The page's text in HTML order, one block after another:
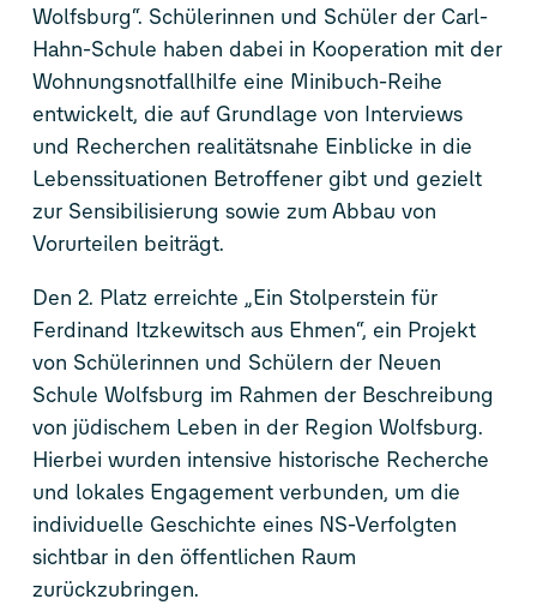
Wolfsburg“. Schülerinnen und Schüler der Carl-
Hahn-Schule haben dabei in Kooperation mit der
Wohnungsnotfallhilfe eine Minibuch-Reihe
entwickelt, die auf Grundlage von Interviews
und Recherchen realitätsnahe Einblicke in die
Lebenssituationen Betroffener gibt und gezielt
zur Sensibilisierung sowie zum Abbau von
Vorurteilen beiträgt.
Den 2. Platz erreichte „Ein Stolperstein für
Ferdinand Itzkewitsch aus Ehmen“, ein Projekt
von Schülerinnen und Schülern der Neuen
Schule Wolfsburg im Rahmen der Beschreibung
von jüdischem Leben in der Region Wolfsburg.
Hierbei wurden intensive historische Recherche
und lokales Engagement verbunden, um die
individuelle Geschichte eines NS-Verfolgten
sichtbar in den öffentlichen Raum
zurückzubringen.